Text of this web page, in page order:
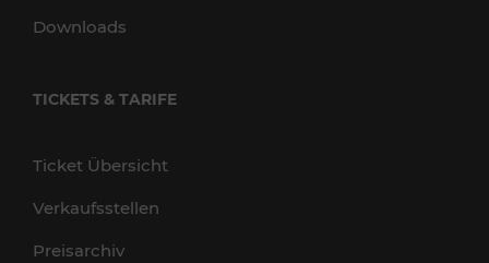
Downloads
TICKETS & TARIFE
Ticket Übersicht
Verkaufsstellen
Preisarchiv